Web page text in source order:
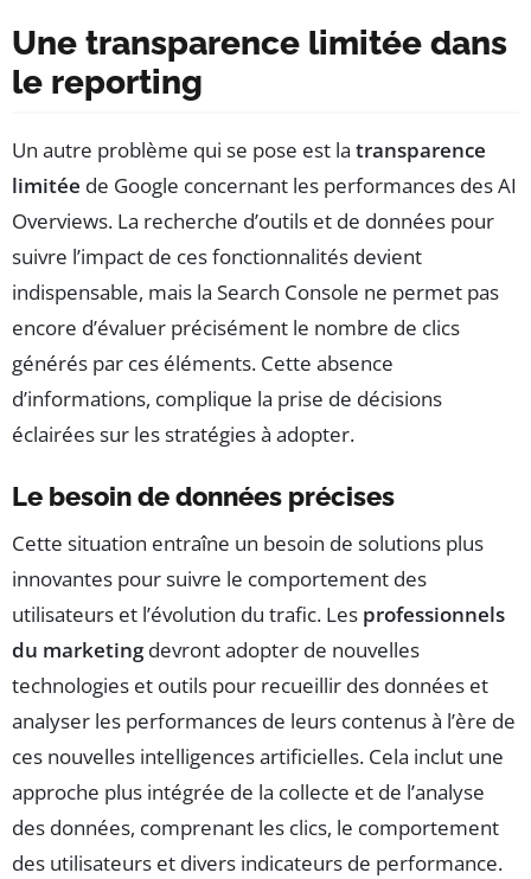
Une transparence limitée dans
le reporting
Un autre problème qui se pose est la transparence
limitée de Google concernant les performances des AI
Overviews. La recherche d’outils et de données pour
suivre l’impact de ces fonctionnalités devient
indispensable, mais la Search Console ne permet pas
encore d’évaluer précisément le nombre de clics
générés par ces éléments. Cette absence
d’informations, complique la prise de décisions
éclairées sur les stratégies à adopter.
Le besoin de données précises
Cette situation entraîne un besoin de solutions plus
innovantes pour suivre le comportement des
utilisateurs et l’évolution du trafic. Les professionnels
du marketingdevront adopter de nouvelles
technologies et outils pour recueillir des données et
analyser les performances de leurs contenus à l’ère de
ces nouvelles intelligences artificielles. Cela inclut une
approche plus intégrée de la collecte et de l’analyse
des données, comprenant les clics, le comportement
des utilisateurs et divers indicateurs de performance.